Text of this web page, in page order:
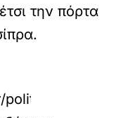
την πόρτα
politiki/article/